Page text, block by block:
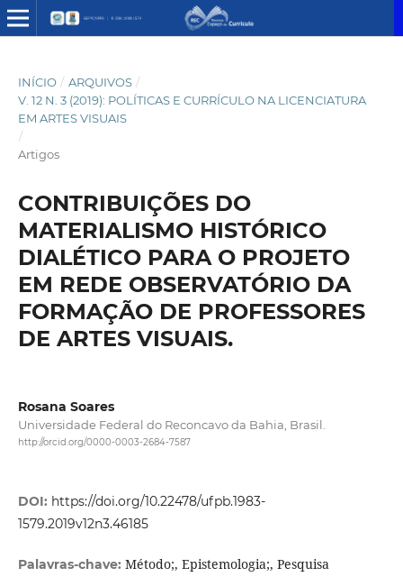
INÍCIO / ARQUIVOS /
V. 12 N. 3 (2019): POLÍTICAS E CURRÍCULO NA LICENCIATURA
EM ARTES VISUAIS
/
Artigos
CONTRIBUIÇÕES DO
MATERIALISMO HISTÓRICO
DIALÉTICO PARA O PROJETO
EM REDE OBSERVATÓRIO DA
FORMAÇÃO DE PROFESSORES
DE ARTES VISUAIS.
Rosana Soares
Universidade Federal do Reconcavo da Bahia, Brasil.
http://orcid.org/0000-0003-2684-7587
DOI: https://doi.org/10.22478/ufpb.1983-
1579.2019v12n3.46185
Palavras-chave: Método;, Epistemologia;, Pesquisa